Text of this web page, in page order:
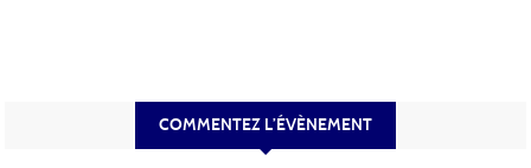
COMMENTEZ L’ÉVÈNEMENT